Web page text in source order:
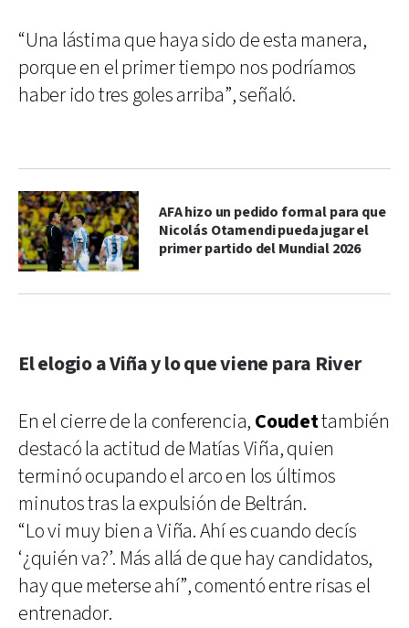
“Una lástima que haya sido de esta manera,
porque en el primer tiempo nos podríamos
haber ido tres goles arriba”, señaló.
AFA hizo un pedido formal para que
Nicolás Otamendi pueda jugar el
primer partido del Mundial 2026
El elogio a Viña y lo que viene para River
En el cierre de la conferencia, Coudettambién
destacó la actitud de Matías Viña, quien
terminó ocupando el arco en los últimos
minutos tras la expulsión de Beltrán.
“Lo vi muy bien a Viña. Ahí es cuando decís
‘¿quién va?’. Más allá de que hay candidatos,
hay que meterse ahí”, comentó entre risas el
entrenador.